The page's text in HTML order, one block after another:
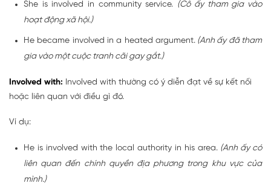
She is involved in community service. (Cô ấy tham gia vào
hoạt động xã hội.)
He became involved in a heated argument.(Anh ấy đã tham
gia vào một cuộc tranh cãi gay gắt.)
Involved with: Involved with thường có ý diễn đạt về sự kết nối
hoặc liên quan với điều gì đó.
Ví dụ:
He is involved with the local authority in his area. (Anh ấy có
liên quan đến chính quyền địa phương trong khu vực của
mình.)